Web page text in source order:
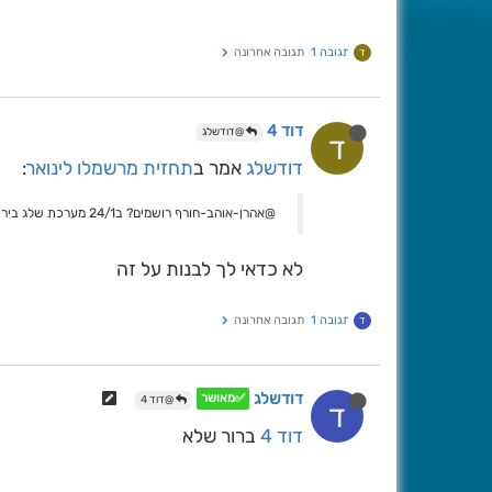
ד תגובה 1 תגובה אחרונה
ד דוד 4 @דודשלג
דודשלג אמר בתחזית מרשמלו לינואר:
@אהרן-אוהב-חורף רושמים? ב24/1 מערכת שלג בירושלים נחיה ונראה אם הוא צודק
לא כדאי לך לבנות על זה
ד תגובה 1 תגובה אחרונה
ד דודשלג ✅מאושר @דוד 4
דוד 4 ברור שלא